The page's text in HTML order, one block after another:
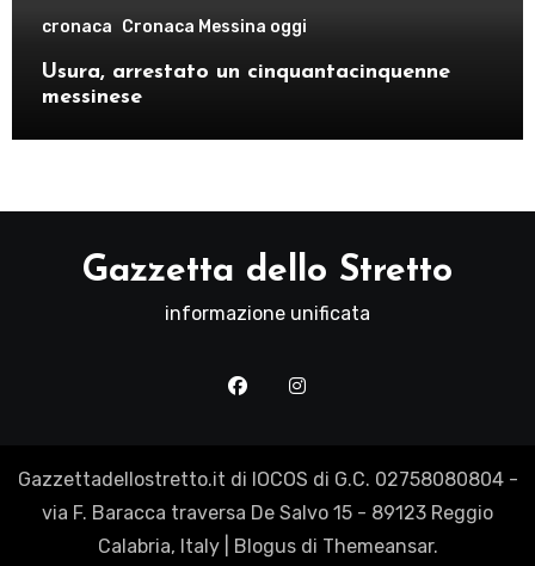
cronaca Cronaca Messina oggi
Usura, arrestato un cinquantacinquenne
messinese
Gazzetta dello Stretto
informazione unificata
Gazzettadellostretto.it di IOCOS di G.C. 02758080804 -
via F. Baracca traversa De Salvo 15 - 89123 Reggio
Calabria, Italy
Blogusdi Themeansar.